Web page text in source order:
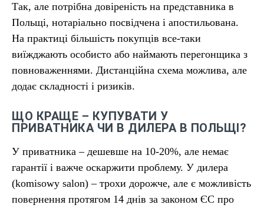
Так, але потрібна довіреність на представника в
Польщі, нотаріально посвідчена і апостильована.
На практиці більшість покупців все-таки
виїжджають особисто або наймають перегонщика з
повноваженнями. Дистанційна схема можлива, але
додає складності і ризиків.
ЩО КРАЩЕ – КУПУВАТИ У
ПРИВАТНИКА ЧИ В ДИЛЕРА В ПОЛЬЩІ?
У приватника – дешевше на 10-20%, але немає
гарантії і важче оскаржити проблему. У дилера
(komisowy salon) – трохи дорожче, але є можливість
повернення протягом 14 днів за законом ЄС про